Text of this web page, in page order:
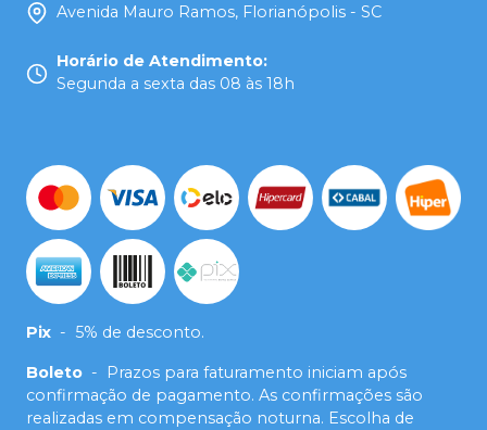
Avenida Mauro Ramos, Florianópolis - SC
Horário de Atendimento:
Segunda a sexta das 08 às 18h
Pix - 5% de desconto.
Boleto -
Prazos para faturamento iniciam após
confirmação de pagamento. As confirmações são
realizadas em compensação noturna. Escolha de